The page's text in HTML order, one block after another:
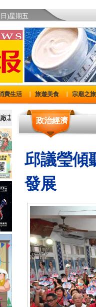
)星期五
費生活 旅遊美食 宗廟之旅
政治經濟
邱議瑩傾
發展